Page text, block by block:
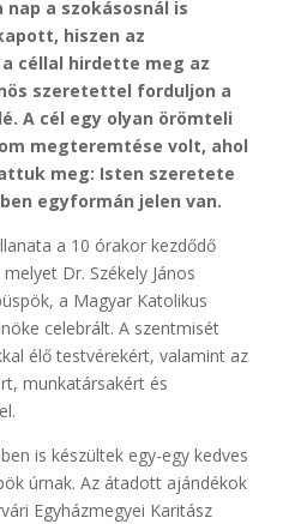
nap a szokásosnál is
hiszen az
céllal hirdette meg az
szeretettel forduljon a
A cél egy olyan örömteli
megteremtése volt, ahol
meg: Isten szeretete
egyformán jelen van.
a 10 órakor kezdődő
Dr. Székely János
a Magyar Katolikus
celebrált. A szentmisét
élő testvérekért, valamint az
munkatársakért és
is készültek egy-egy kedves
úrnak. Az átadott ajándékok
Egyházmegyei Karitász